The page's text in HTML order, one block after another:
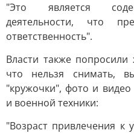
"Это является
деятельности, что
ответственность".
Власти также
что нельзя снимать,
"кружочки", фото и
и военной техники:
"Возраст привлечения к